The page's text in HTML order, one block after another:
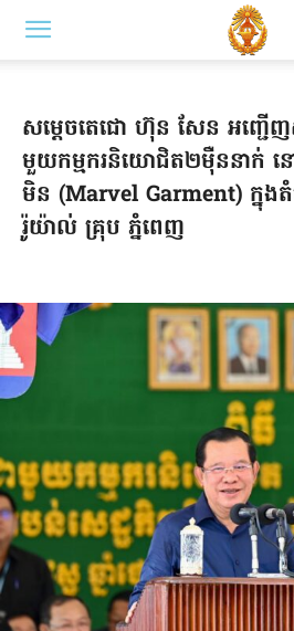
សម្ដេចតេជោ ហ៊ុន សែន អញ្ជ
មួយកម្មករនិយោជិត២ម៉ឺននាក់ នៅ
មិន (Marvel Garment) ក្នុង
រ៉ូយ៉ាល់ គ្រុប ភ្នំពេញ